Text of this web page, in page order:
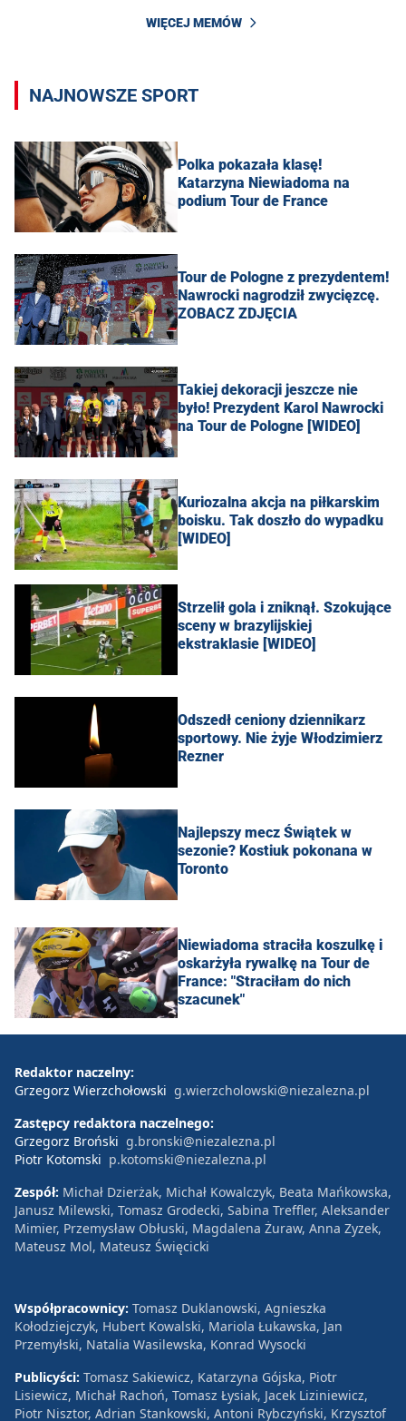
WIĘCEJ MEMÓW
NAJNOWSZE SPORT
Polka pokazała klasę!
Katarzyna Niewiadoma na
podium Tour de France
Tour de Pologne z prezydentem!
Nawrocki nagrodził zwycięzcę.
ZOBACZ ZDJĘCIA
Takiej dekoracji jeszcze nie
było! Prezydent Karol Nawrocki
na Tour de Pologne [WIDEO]
Kuriozalna akcja na piłkarskim
boisku. Tak doszło do wypadku
[WIDEO]
Strzelił gola i zniknął. Szokujące
sceny w brazylijskiej
ekstraklasie [WIDEO]
Odszedł ceniony dziennikarz
sportowy. Nie żyje Włodzimierz
Rezner
Najlepszy mecz Świątek w
sezonie? Kostiuk pokonana w
Toronto
Niewiadoma straciła koszulkę i
oskarżyła rywalkę na Tour de
France: "Straciłam do nich
szacunek"
Redaktor naczelny:
Grzegorz Wierzchołowski g.wierzcholowski@niezalezna.pl
Zastępcy redaktora naczelnego:
Grzegorz Broński g.bronski@niezalezna.pl
Piotr Kotomski p.kotomski@niezalezna.pl
Zespół: Michał Dzierżak, Michał Kowalczyk, Beata Mańkowska,
Janusz Milewski, Tomasz Grodecki, Sabina Treffler, Aleksander
Mimier, Przemysław Obłuski, Magdalena Żuraw, Anna Zyzek,
Mateusz Mol, Mateusz Święcicki
Współpracownicy: Tomasz Duklanowski, Agnieszka
Kołodziejczyk, Hubert Kowalski, Mariola Łukawska, Jan
Przemyłski, Natalia Wasilewska, Konrad Wysocki
Publicyści: Tomasz Sakiewicz, Katarzyna Gójska, Piotr
Lisiewicz, Michał Rachoń, Tomasz Łysiak, Jacek Liziniewicz,
Piotr Nisztor, Adrian Stankowski, Antoni Rybczyński, Krzysztof